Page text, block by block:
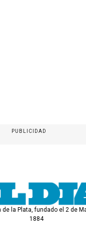
PUBLICIDAD
de la Plata, fundado el 2 de
1884